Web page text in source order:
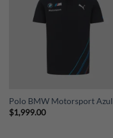
Polo BMW Motorsport Azul
$1,999.00